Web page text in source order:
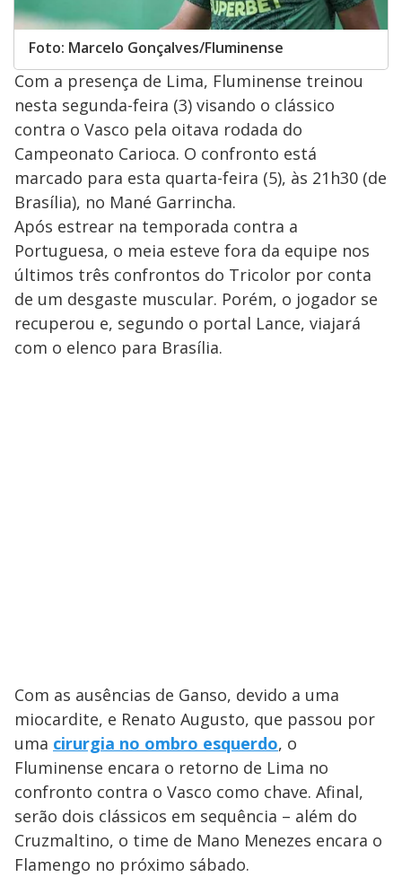
Foto: Marcelo Gonçalves/Fluminense
Com a presença de Lima, Fluminense treinou
nesta segunda-feira (3) visando o clássico
contra o Vasco pela oitava rodada do
Campeonato Carioca. O confronto está
marcado para esta quarta-feira (5), às 21h30 (de
Brasília), no Mané Garrincha.
Após estrear na temporada contra a
Portuguesa, o meia esteve fora da equipe nos
últimos três confrontos do Tricolor por conta
de um desgaste muscular. Porém, o jogador se
recuperou e, segundo o portal Lance, viajará
com o elenco para Brasília.
Com as ausências de Ganso, devido a uma
miocardite, e Renato Augusto, que passou por
uma cirurgia no ombro esquerdo, o
Fluminense encara o retorno de Lima no
confronto contra o Vasco como chave. Afinal,
serão dois clássicos em sequência – além do
Cruzmaltino, o time de Mano Menezes encara o
Flamengo no próximo sábado.